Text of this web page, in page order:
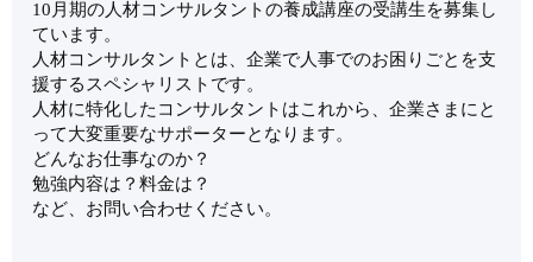
10月期の人材コンサルタントの養成講座の受講生を募集し
ています。
人材コンサルタントとは、企業で人事でのお困りごとを支
援するスペシャリストです。
人材に特化したコンサルタントはこれから、企業さまにと
って大変重要なサポーターとなります。
どんなお仕事なのか？
勉強内容は？料金は？
など、お問い合わせください。